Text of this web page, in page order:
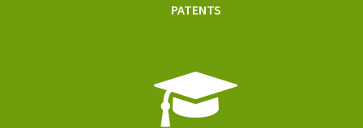
PATENTS